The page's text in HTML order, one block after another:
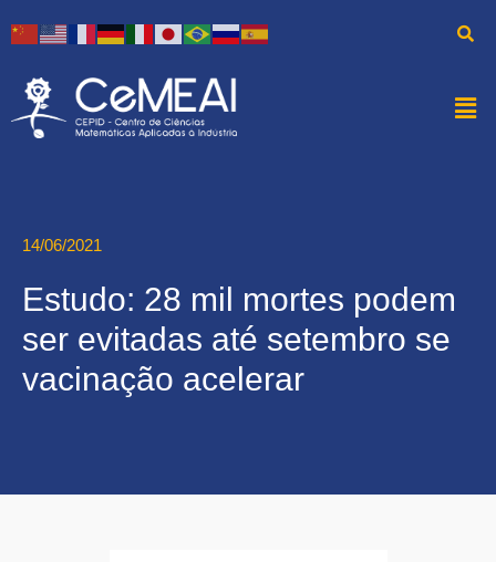
14/06/2021
Estudo: 28 mil mortes podem
ser evitadas até setembro se
vacinação acelerar